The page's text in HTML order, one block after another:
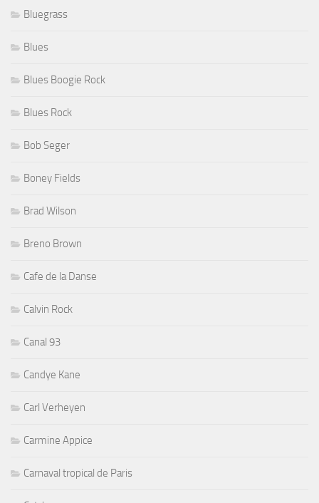
Bluegrass
Blues
Blues Boogie Rock
Blues Rock
Bob Seger
Boney Fields
Brad Wilson
Breno Brown
Cafe de la Danse
Calvin Rock
Canal 93
Candye Kane
Carl Verheyen
Carmine Appice
Carnaval tropical de Paris